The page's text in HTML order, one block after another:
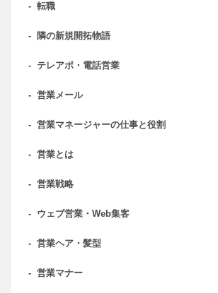
- 転職
- 隣の新規開拓物語
- テレアポ・電話営業
- 営業メール
- 営業マネージャーの仕事と役割
- 営業とは
- 営業戦略
- ウェブ営業・Web集客
- 営業ヘア・髪型
- 営業マナー